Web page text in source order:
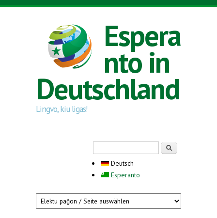
Direkt zum Inhalt
Espera
nto in
Deutschland
Lingvo, kiu ligas!
Deutsch
Esperanto